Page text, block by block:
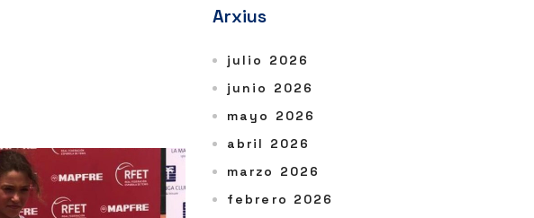
Arxius
julio 2026
junio 2026
mayo 2026
abril 2026
marzo 2026
febrero 2026